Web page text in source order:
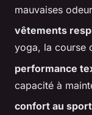
mauvaises
vêtements
yoga, la course
performance
capacité à
confort au sport